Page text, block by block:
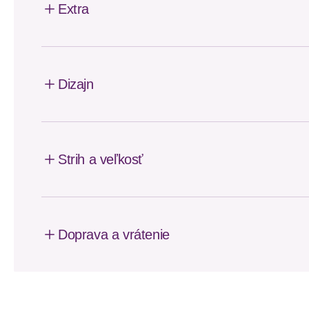
Extra
Dizajn
Strih a veľkosť
Doprava a vrátenie